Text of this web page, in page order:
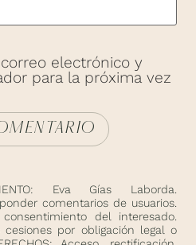
electrónico y
para la próxima vez
Eva Gías Laborda.
comentarios de usuarios.
consentimiento del interesado.
cesiones por obligación legal o